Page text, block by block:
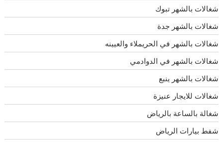
شغالات بالشهر تبوك
شغالات بالشهر جدة
شغالات بالشهر في الحريملاء والعيينه
شغالات بالشهر في الدوادمي
شغالات بالشهر ينبع
شغالات للايجار عنيزة
شغالة بالساعة بالرياض
شفط بيارات الرياض